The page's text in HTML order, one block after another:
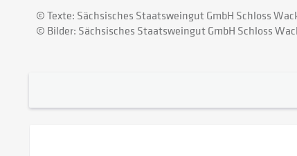
© Texte: Sächsisches Staatsweingut GmbH Schloss
© Bilder: Sächsisches Staatsweingut GmbH Schloss